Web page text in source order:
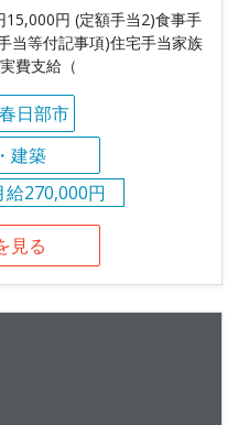
円 (定額手当2)食事手
当等付記事項)住宅手当家族
費支給（
春日部市
建築
給270,000円
見る